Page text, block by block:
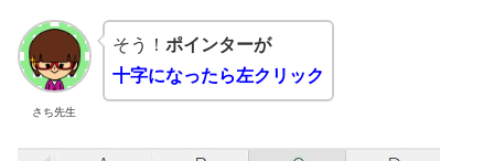
さち先生
そう！ ポインターが
十字になったら左クリック